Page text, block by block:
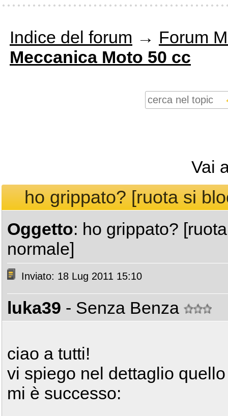
Indice del forum → Forum
Meccanica Moto 50 cc
Vai
ho grippato? [ruota si
Oggetto: ho grippato?
normale]
Inviato: 18 Lug 2011 15:10
luka39 - Senza Benza
ciao a tutti!
vi spiego nel dettaglio
mi è successo: